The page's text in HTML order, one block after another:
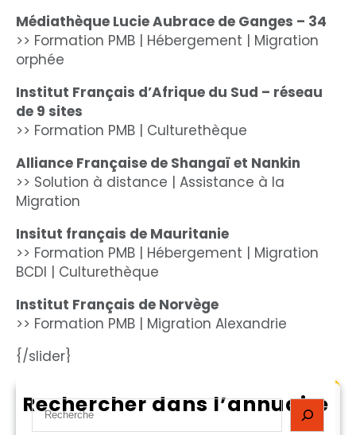
Médiathèque Lucie Aubrace de Ganges – 34
>> Formation PMB | Hébergement | Migration
orphée
Institut Français d’Afrique du Sud – réseau
de 9 sites
>> Formation PMB | Culturethèque
Alliance Française de Shangaï et Nankin
>> Solution à distance | Assistance à la
Migration
Insitut français de Mauritanie
>> Formation PMB | Hébergement | Migration
BCDI | Culturethèque
Institut Français de Norvège
>> Formation PMB | Migration Alexandrie
{/slider}
Rechercher dans l’annuaire
S
e